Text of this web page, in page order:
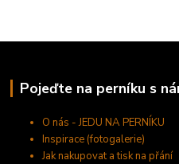
Pojeďte na perníku s
O nás - JEDU NA PERNÍKU
Inspirace (fotogalerie)
Jak nakupovat a tisk na přání